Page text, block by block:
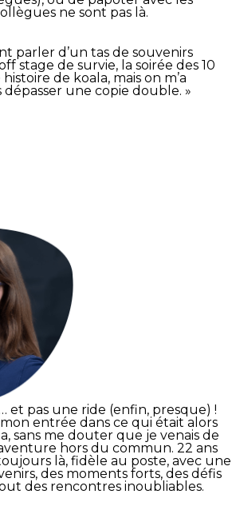
ne sont pas là.
parler d’un tas de souvenirs
stage de survie, la soirée des 10
de koala, mais on m’a
une copie double. »
et pas une ride (enfin, presque) !
mon entrée dans ce qui était alors
sans me douter que je venais de
hors du commun. 22 ans
là, fidèle au poste, avec une
des moments forts, des défis
des rencontres inoubliables.